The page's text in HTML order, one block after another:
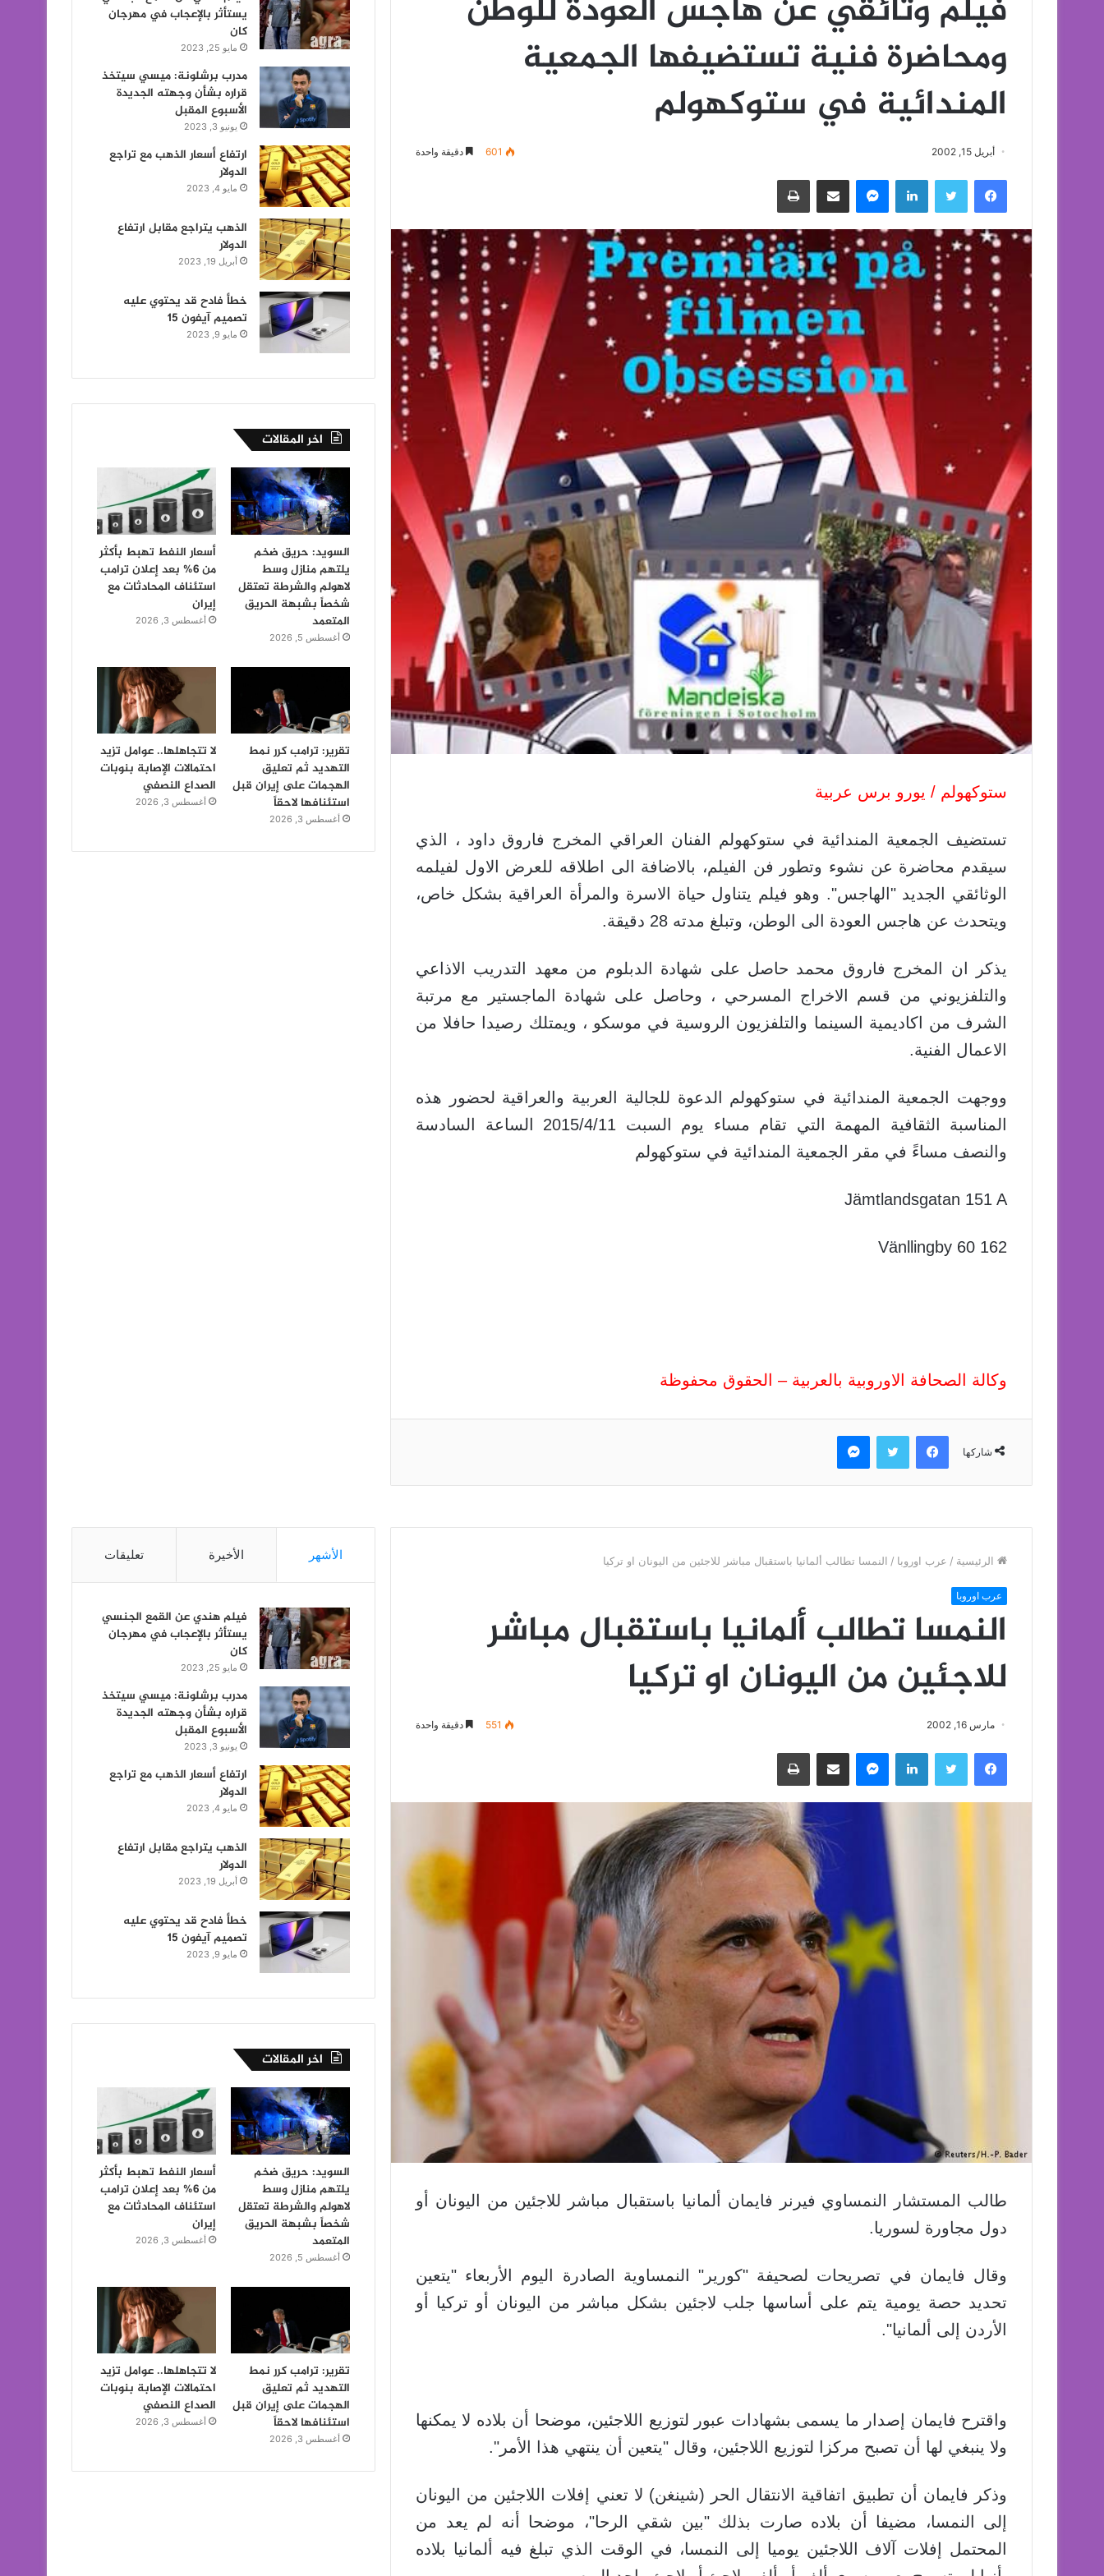
فيلم وثائقي عن هاجس العودة للوطن
ومحاضرة فنية تستضيفها الجمعية
المندائية في ستوكهولم
أبريل 15, 2002 601 دقيقة واحدة
فيسبوك تويتر لينكدإن ماسنجر مشاركة عبر البريد طباعة
ستوكهولم / يورو برس عربية
تستضيف الجمعية المندائية في ستوكهولم الفنان العراقي المخرج فاروق داود ، الذي
سيقدم محاضرة عن نشوء وتطور فن الفيلم، بالاضافة الى اطلاقه للعرض الاول لفيلمه
الوثائقي الجديد "الهاجس". وهو فيلم يتناول حياة الاسرة والمرأة العراقية بشكل خاص،
ويتحدث عن هاجس العودة الى الوطن، وتبلغ مدته 28 دقيقة.
يذكر ان المخرج فاروق محمد حاصل على شهادة الدبلوم من معهد التدريب الاذاعي
والتلفزيوني من قسم الاخراج المسرحي ، وحاصل على شهادة الماجستير مع مرتبة
الشرف من اكاديمية السينما والتلفزيون الروسية في موسكو ، ويمتلك رصيدا حافلا من
الاعمال الفنية.
ووجهت الجمعية المندائية في ستوكهولم الدعوة للجالية العربية والعراقية لحضور هذه
المناسبة الثقافية المهمة التي تقام
مساء يوم السبت 2015/4/11 الساعة السادسة
والنصف مساءً في مقر الجمعية المندائية في ستوكهولم
Jämtlandsgatan 151 A
162 60 Vänllingby
وكالة الصحافة الاوروبية بالعربية – الحقوق محفوظة
شاركها
فيسبوك تويتر ماسنجر
يستأثر بالإعجاب في مهرجان
كان
مايو 25, 2023
مدرب برشلونة: ميسي سيتخذ
قراره بشأن وجهته الجديدة
الأسبوع المقبل
يونيو 3, 2023
ارتفاع أسعار الذهب مع تراجع
الدولار
مايو 4, 2023
الذهب يتراجع مقابل ارتفاع
الدولار
أبريل 19, 2023
خطأ فادح قد يحتوي عليه
تصميم آيفون 15
مايو 9, 2023
اخر المقالات
السويد: حريق ضخم
يلتهم منازل وسط
لاهولم والشرطة تعتقل
شخصاً بشبهة الحريق
المتعمد
أغسطس 5, 2026
أسعار النفط تهبط بأكثر
من 6% بعد إعلان ترامب
استئناف المحادثات مع
إيران
أغسطس 3, 2026
تقرير: ترامب كرر نمط
التهديد ثم تعليق
الهجمات على إيران قبل
استئنافها لاحقاً
أغسطس 3, 2026
لا تتجاهلها.. عوامل تزيد
احتمالات الإصابة بنوبات
الصداع النصفي
أغسطس 3, 2026